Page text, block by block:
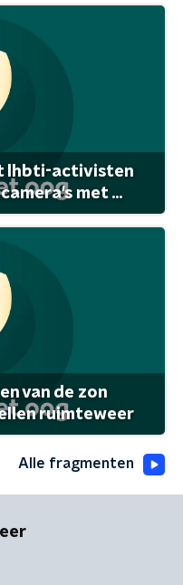
lhbti-activisten
met ...
van de zon
ruimteweer
Alle fragmenten